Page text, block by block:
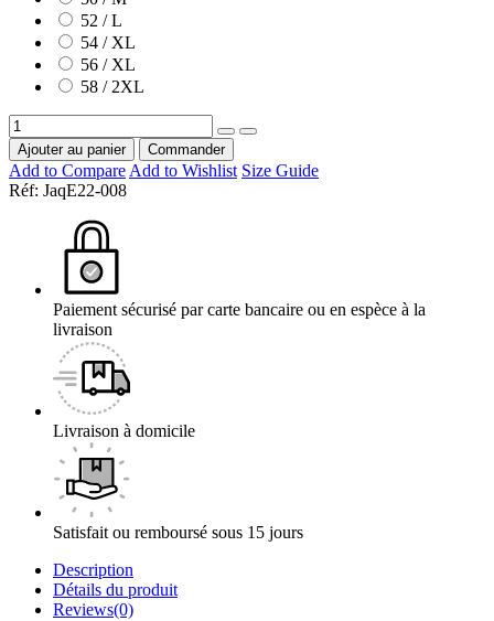
52 / L
54 / XL
56 / XL
58 / 2XL
Ajouter au panier Commander
Add to Compare Add to Wishlist Size Guide
Réf: JaqE22-008
Paiement sécurisé par carte bancaire ou en espèce à la
livraison
Livraison à domicile
Satisfait ou remboursé sous 15 jours
Description
Détails du produit
Reviews(0)